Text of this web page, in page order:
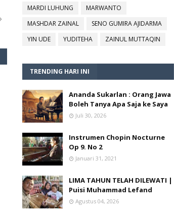
MARDI LUHUNG
MARWANTO
MASHDAR ZAINAL
SENO GUMIRA AJIDARMA
YIN UDE
YUDITEHA ZAINUL MUTTAQIN
TRENDING HARI INI
Ananda Sukarlan : Orang Jawa
Boleh Tanya Apa Saja ke Saya
Juli 30, 2026
Instrumen Chopin Nocturne
Op 9. No 2
Januari 31, 2021
LIMA TAHUN TELAH DILEWATI |
Puisi Muhammad Lefand
Agustus 04, 2026